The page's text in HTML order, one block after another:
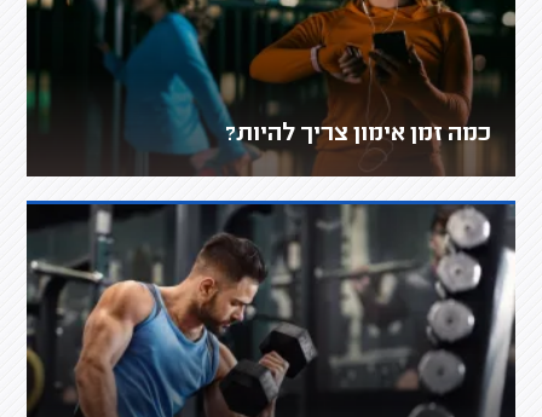
כמה זמן אימון צריך להיות?